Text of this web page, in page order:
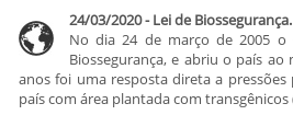
24/03/2020 - Lei de
No dia 24 de março de 2005 o
Biossegurança, e abriu o país
anos foi uma resposta direta a
país com área plantada com